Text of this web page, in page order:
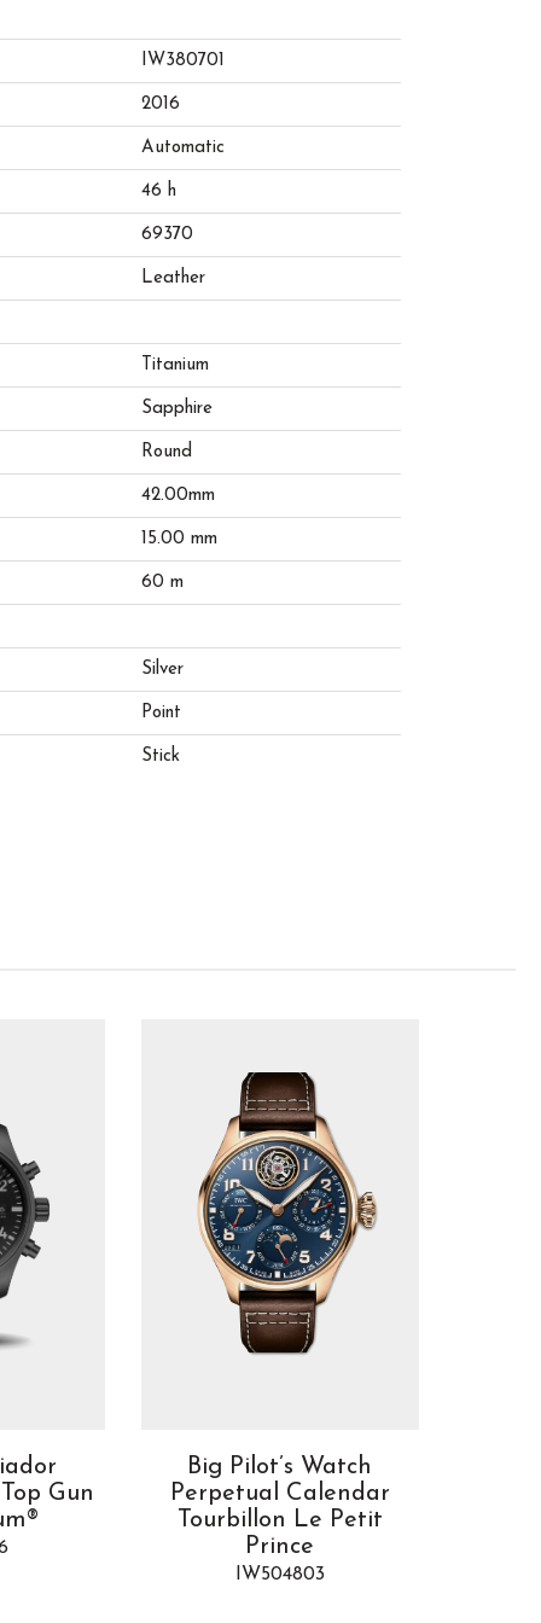
IW380701
2016
Automatic
46 h
69370
Leather
Titanium
Sapphire
Round
42.00mm
15.00 mm
60 m
Silver
Point
Stick
Gun
Big Pilot’s Watch
Perpetual Calendar
Tourbillon Le Petit
Prince
IW504803